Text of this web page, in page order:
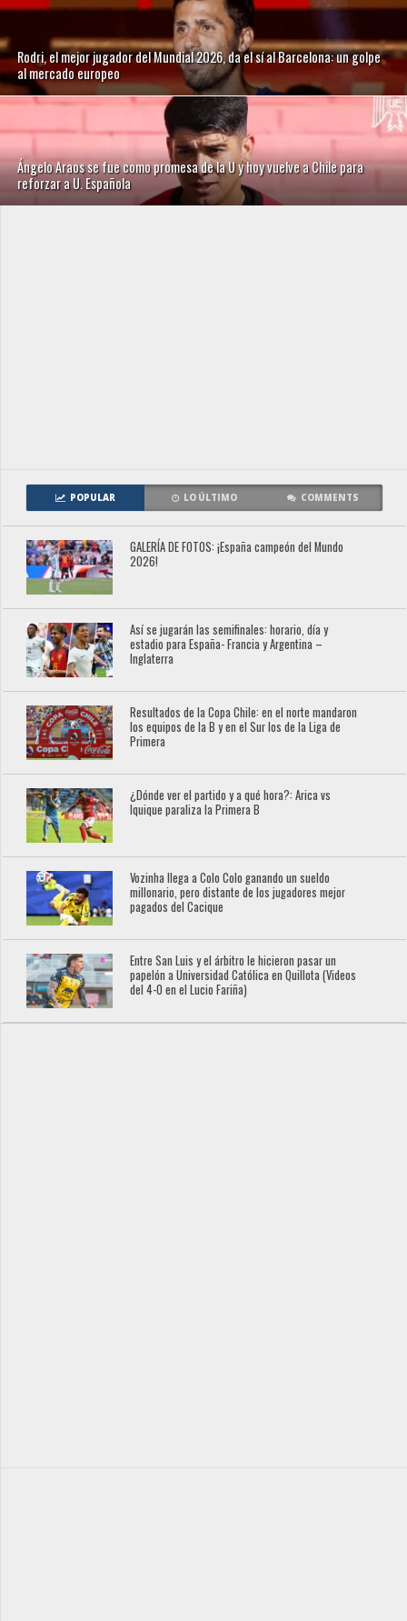
Rodri, el mejor jugador del Mundial 2026, da el sí al Barcelona: un golpe
al mercado europeo
Ángelo Araos se fue como promesa de la U y hoy vuelve a Chile para
reforzar a U. Española
POPULAR LO ÚLTIMO COMMENTS
GALERÍA DE FOTOS: ¡España campeón del Mundo
2026!
Así se jugarán las semifinales: horario, día y
estadio para España- Francia y Argentina –
Inglaterra
Resultados de la Copa Chile: en el norte mandaron
los equipos de la B y en el Sur los de la Liga de
Primera
¿Dónde ver el partido y a qué hora?: Arica vs
Iquique paraliza la Primera B
Vozinha llega a Colo Colo ganando un sueldo
millonario, pero distante de los jugadores mejor
pagados del Cacique
Entre San Luis y el árbitro le hicieron pasar un
papelón a Universidad Católica en Quillota (Videos
del 4-0 en el Lucio Fariña)